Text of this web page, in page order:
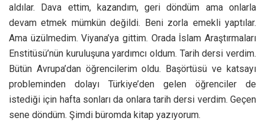
aldılar. Dava ettim, kazandım, geri döndüm ama onlarla
devam etmek mümkün değildi. Beni zorla emekli yaptılar.
Ama üzülmedim. Viyana’ya gittim. Orada İslam Araştırmaları
Enstitüsü’nün kuruluşuna yardımcı oldum. Tarih dersi verdim.
Bütün Avrupa’dan öğrencilerim oldu. Başörtüsü ve katsayı
probleminden dolayı Türkiye’den gelen öğrenciler de
istediği için hafta sonları da onlara tarih dersi verdim. Geçen
sene döndüm. Şimdi büromda kitap yazıyorum.